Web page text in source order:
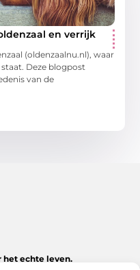
en verrijk
(oldenzaalnu.nl), waar
Deze blogpost
van de
het echte leven.